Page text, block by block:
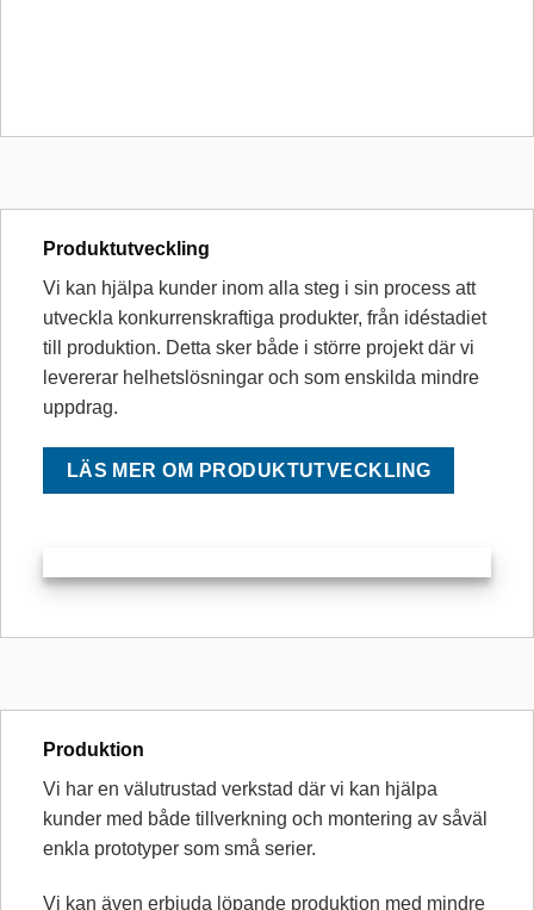
Produktutveckling
Vi kan hjälpa kunder inom alla steg i sin process att
utveckla konkurrenskraftiga produkter, från idéstadiet
till produktion. Detta sker både i större projekt där vi
levererar helhetslösningar och som enskilda mindre
uppdrag.
LÄS MER OM PRODUKTUTVECKLING
Produktion
Vi har en välutrustad verkstad där vi kan hjälpa
kunder med både tillverkning och montering av såväl
enkla prototyper som små serier.
Vi kan även erbjuda löpande produktion med mindre